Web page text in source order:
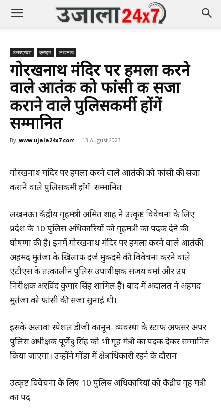
उत्तरप्रदेश क्राइम लखनऊ
गोरखनाथ मंदिर पर हमला करने
वाले आतंकी को फांसी की सजा
कराने वाले पुलिसकर्मी होंगें
सम्मानित
By www.ujala24x7.com - 13 August 2023
गोरखनाथ मंदिर पर हमला करने वाले आतंकी को फांसी की सजा
कराने वाले पुलिसकर्मी होंगें सम्मानित
लखनऊ। केंद्रीय गृहमंत्री अमित शाह ने उत्कृष्ट विवेचना के लिए
प्रदेश के 10 पुलिस अधिकारियों को गृहमंत्री का पदक देने की
घोषणा की है। इनमें गोरखनाथ मंदिर पर हमला करने वाले आतंकी
अहमद मुर्तजा के खिलाफ दर्ज मुकदमे की विवेचना करने वाले
एटीएस के तत्कालीन पुलिस उपाधीक्षक संजय वर्मा और उप
निरीक्षक अरविंद कुमार सिंह शामिल हैं। बाद में अदालत ने अहमद
मुर्तजा को फांसी की सजा सुनाई थी।
इसके अलावा स्पेशल डीजी कानून- व्यवस्था के स्टाफ अफसर अपर
पुलिस अधीक्षक पूर्णेदु सिंह को भी गृह मंत्री का पदक देकर सम्मानित
किया जाएगा। उन्होंने गोंडा में क्षेत्राधिकारी रहने के दौरान
उत्कृष्ट विवेचना के लिए 10 पुलिस अधिकारियों को केंद्रीय गृह मंत्री
का पद